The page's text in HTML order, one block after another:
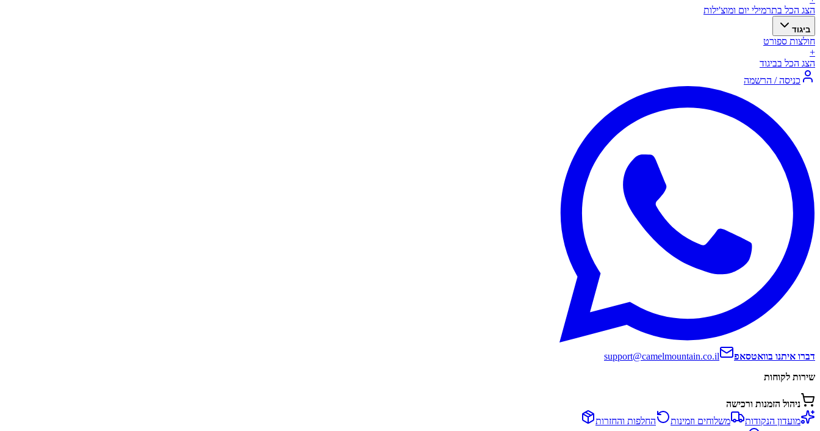
הצג הכל בתרמילי יום ומוצ'ילות
ביגוד
חולצות ספורט
+
הצג הכל בביגוד
כניסה / הרשמה
דברו איתנו בוואטסאפ
support@camelmountain.co.il
שירות לקוחות
ניהול הזמנות ורכישה
מועדון הנקודות
משלוחים וזמינות
החלפות והחזרות